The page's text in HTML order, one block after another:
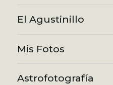
El Agustinillo
Mis Fotos
Astrofotografía